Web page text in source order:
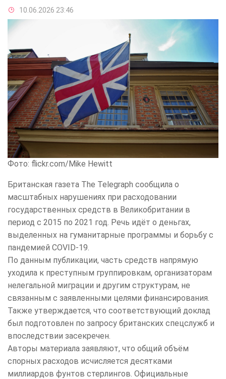
ОПГ
10.06.2026 23:46
Фото: flickr.com/Mike Hewitt
Британская газета The Telegraph сообщила о
масштабных нарушениях при расходовании
государственных средств в Великобритании в
период с 2015 по 2021 год. Речь идёт о деньгах,
выделенных на гуманитарные программы и борьбу с
пандемией COVID-19.
По данным публикации, часть средств напрямую
уходила к преступным группировкам, организаторам
нелегальной миграции и другим структурам, не
связанным с заявленными целями финансирования.
Также утверждается, что соответствующий доклад
был подготовлен по запросу британских спецслужб и
впоследствии засекречен.
Авторы материала заявляют, что общий объём
спорных расходов исчисляется десятками
миллиардов фунтов стерлингов. Официальные